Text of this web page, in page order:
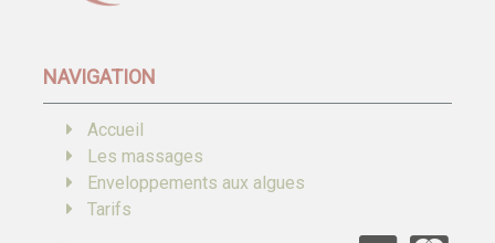
NAVIGATION
Accueil
Les massages
Enveloppements aux algues
Tarifs